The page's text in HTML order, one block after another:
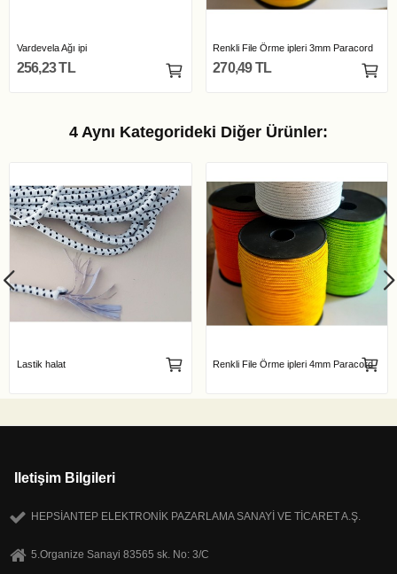
Vardevela Ağı ipi
256,23 TL
Renkli File Örme ipleri 3mm Paracord
270,49 TL
4 Aynı Kategorideki Diğer Ürünler:
Lastik halat Renkli File Örme ipleri 4mm Paracord
Iletişim Bilgileri
HEPSİANTEP ELEKTRONİK PAZARLAMA SANAYİ VE TİCARET A.Ş.
5.Organize Sanayi 83565 sk. No: 3/C